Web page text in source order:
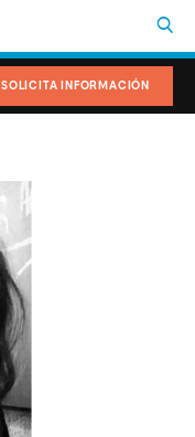
SOLICITA INFORMACIÓN